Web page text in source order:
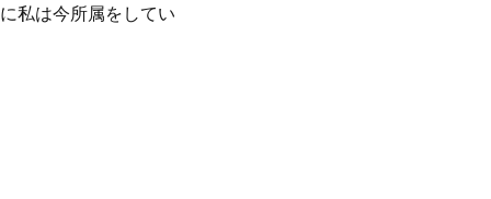
私は今所属をしてい